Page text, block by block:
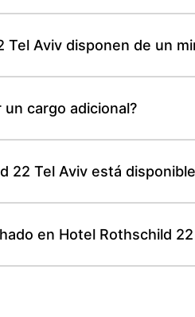
Tel Aviv disponen de un
cargo adicional?
22 Tel Aviv está
en Hotel Rothschild